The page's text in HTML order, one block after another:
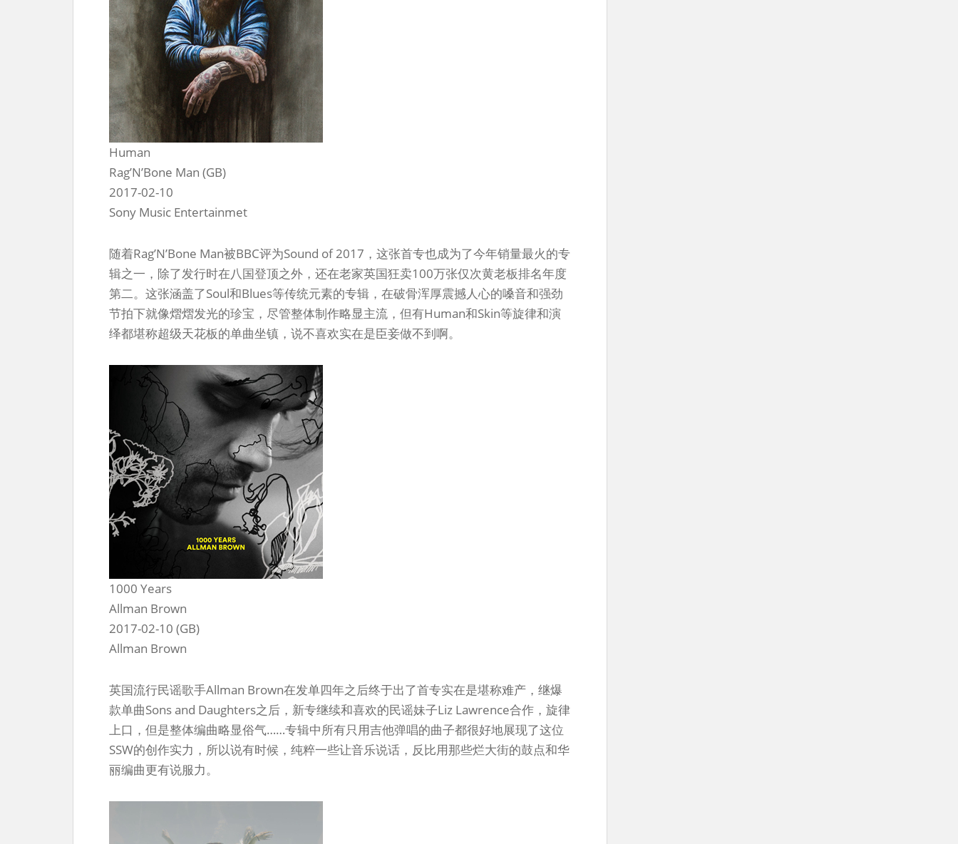
Human
Rag’N’Bone Man (GB)
2017-02-10
Sony Music Entertainmet
随着Rag’N’Bone Man被BBC评为Sound of 2017，这张首专也成为了今年销量最火的专
辑之一，除了发行时在八国登顶之外，还在老家英国狂卖100万张仅次黄老板排名年度
第二。这张涵盖了Soul和Blues等传统元素的专辑，在破骨浑厚震撼人心的嗓音和强劲
节拍下就像熠熠发光的珍宝，尽管整体制作略显主流，但有Human和Skin等旋律和演
绎都堪称超级天花板的单曲坐镇，说不喜欢实在是臣妾做不到啊。
1000 Years
Allman Brown
2017-02-10 (GB)
Allman Brown
英国流行民谣歌手Allman Brown在发单四年之后终于出了首专实在是堪称难产，继爆
款单曲Sons and Daughters之后，新专继续和喜欢的民谣妹子Liz Lawrence合作，旋律
上口，但是整体编曲略显俗气……专辑中所有只用吉他弹唱的曲子都很好地展现了这位
SSW的创作实力，所以说有时候，纯粹一些让音乐说话，反比用那些烂大街的鼓点和华
丽编曲更有说服力。